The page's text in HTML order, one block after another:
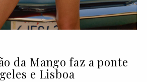
da Mango faz a ponte
e Lisboa